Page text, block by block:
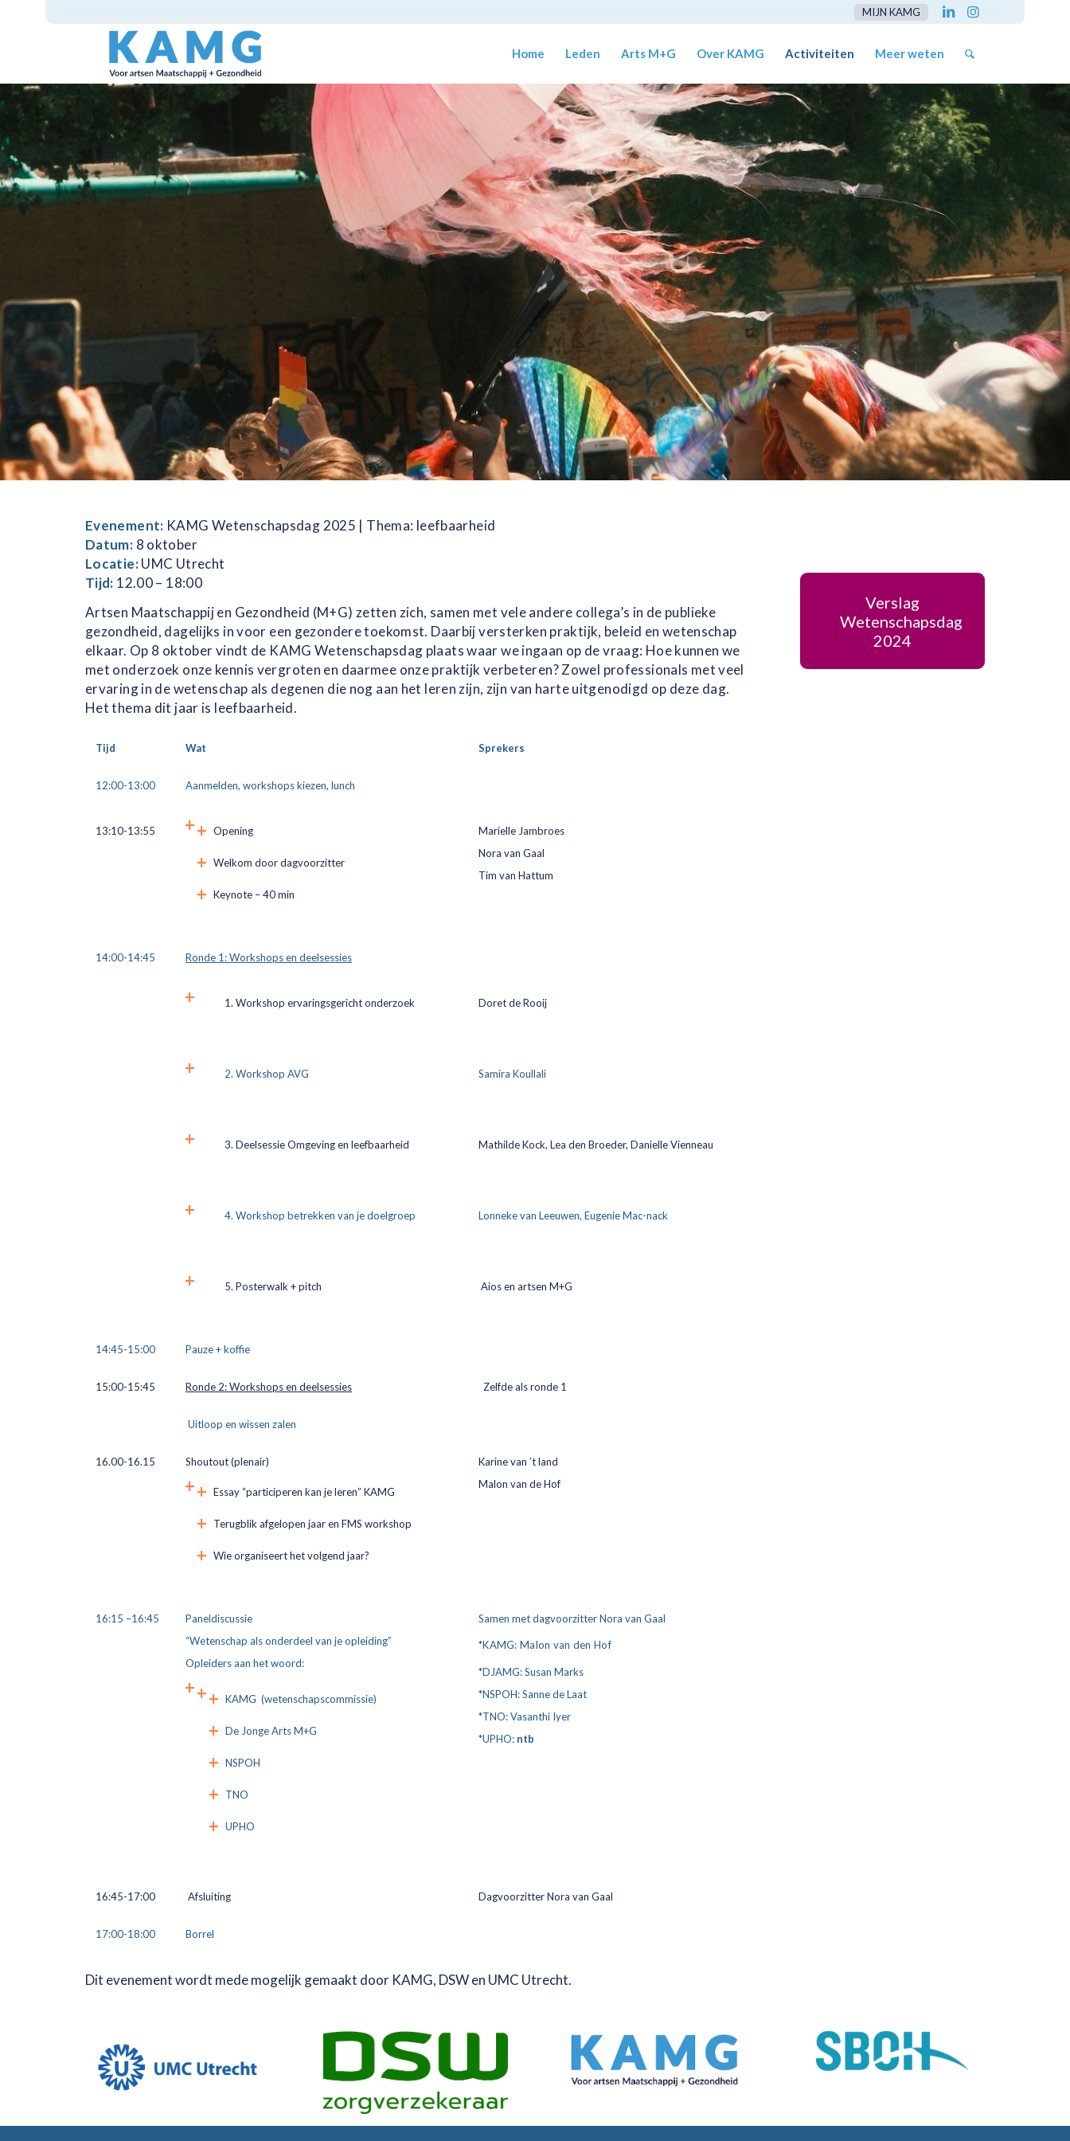
MIJN KAMG
Home Leden Arts M+G Over KAMG Activiteiten Meer weten
Evenement: KAMG Wetenschapsdag 2025 | Thema: leefbaarheid
Datum: 8 oktober
Locatie:UMC Utrecht
Tijd: 12.00 – 18:00
Artsen Maatschappij en Gezondheid (M+G) zetten zich, samen met vele andere collega’s in de publieke
gezondheid, dagelijks in voor een gezondere toekomst. Daarbij versterken praktijk, beleid en wetenschap
elkaar. Op 8 oktober vindt de KAMG Wetenschapsdag plaats waar we ingaan op de vraag: Hoe kunnen we
met onderzoek onze kennis vergroten en daarmee onze praktijk verbeteren? Zowel professionals met veel
ervaring in de wetenschap als degenen die nog aan het leren zijn, zijn van harte uitgenodigd op deze dag.
Het thema dit jaar is leefbaarheid.
Tijd Wat Sprekers
12:00-13:00 Aanmelden, workshops kiezen, lunch
13:10-13:55 Opening
Welkom door dagvoorzitter
Keynote – 40 min
Marielle Jambroes
Nora van Gaal
Tim van Hattum
14:00-14:45 Ronde 1: Workshops en deelsessies
Workshop ervaringsgericht onderzoek Doret de Rooij
Workshop AVG Samira Koullali
Deelsessie Omgeving en leefbaarheid Mathilde Kock, Lea den Broeder, Danielle Vienneau
Workshop betrekken van je doelgroep Lonneke van Leeuwen, Eugenie Mac-nack
Posterwalk + pitch Aios en artsen M+G
14:45-15:00 Pauze + koffie
15:00-15:45 Ronde 2: Workshops en deelsessies Zelfde als ronde 1
Uitloop en wissen zalen
16.00-16.15 Shoutout (plenair)
Essay “participeren kan je leren” KAMG
Terugblik afgelopen jaar en FMS workshop
Wie organiseert het volgend jaar?
Karine van ’t land
Malon van de Hof
16:15 –16:45
Paneldiscussie
“Wetenschap als onderdeel van je opleiding”
Opleiders aan het woord:
KAMG (wetenschapscommissie)
De Jonge Arts M+G
NSPOH
TNO
UPHO
Samen met dagvoorzitter Nora van Gaal
*KAMG: Malon van den Hof
*DJAMG: Susan Marks
*NSPOH: Sanne de Laat
*TNO: Vasanthi Iyer
*UPHO: ntb
16:45-17:00 Afsluiting Dagvoorzitter Nora van Gaal
17:00-18:00 Borrel
Dit evenement wordt mede mogelijk gemaakt door KAMG, DSW en UMC Utrecht.
Verslag
Wetenschapsdag
2024